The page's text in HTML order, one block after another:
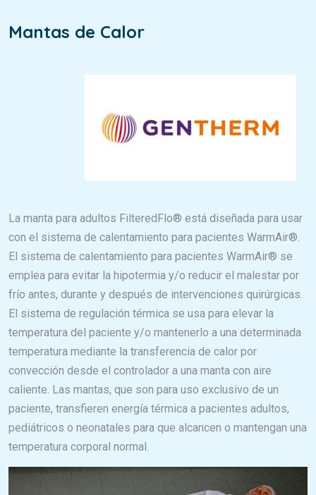
Mantas de Calor
La manta para adultos FilteredFlo® está diseñada para usar
con el sistema de calentamiento para pacientes WarmAir®.
El sistema de calentamiento para pacientes WarmAir® se
emplea para evitar la hipotermia y/o reducir el malestar por
frío antes, durante y después de intervenciones quirúrgicas.
El sistema de regulación térmica se usa para elevar la
temperatura del paciente y/o mantenerlo a una determinada
temperatura mediante la transferencia de calor por
convección desde el controlador a una manta con aire
caliente. Las mantas, que son para uso exclusivo de un
paciente, transfieren energía térmica a pacientes adultos,
pediátricos o neonatales para que alcancen o mantengan una
temperatura corporal normal.